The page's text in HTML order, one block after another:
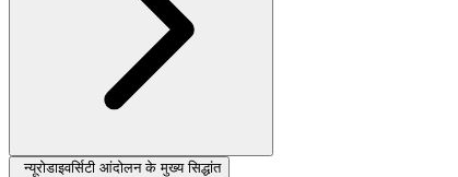
न्यूरोडाइवर्सिटी आंदोलन के मुख्य सिद्धांत